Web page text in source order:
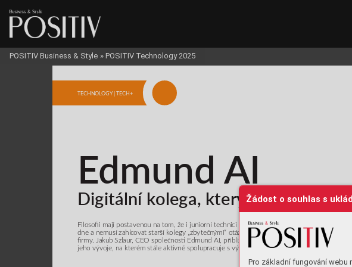
Žádost o souhlas s
Pro základní fungování webu
TECHNOLOGY | TECH+
Edmund AI
Digitální kolega, který mluví se str
Filosoi mají postavenou na tom, že i juniorní technici mohou přinášet rmě hodno
dne a nemusí zahlcovat starší kolegy „zbytečnými“ otázkami a přitom mí t reáln ý dopad na
rmy. Jakub Szlaur, CEO společnos Edmund AI, přibližuj e konku renční výhody produktu i
jeho vývoje, na kterém stále akvně spolupracuje s vý ářsk ým týmem.
POSITIV Business & Style » POSITIV Technology 2025